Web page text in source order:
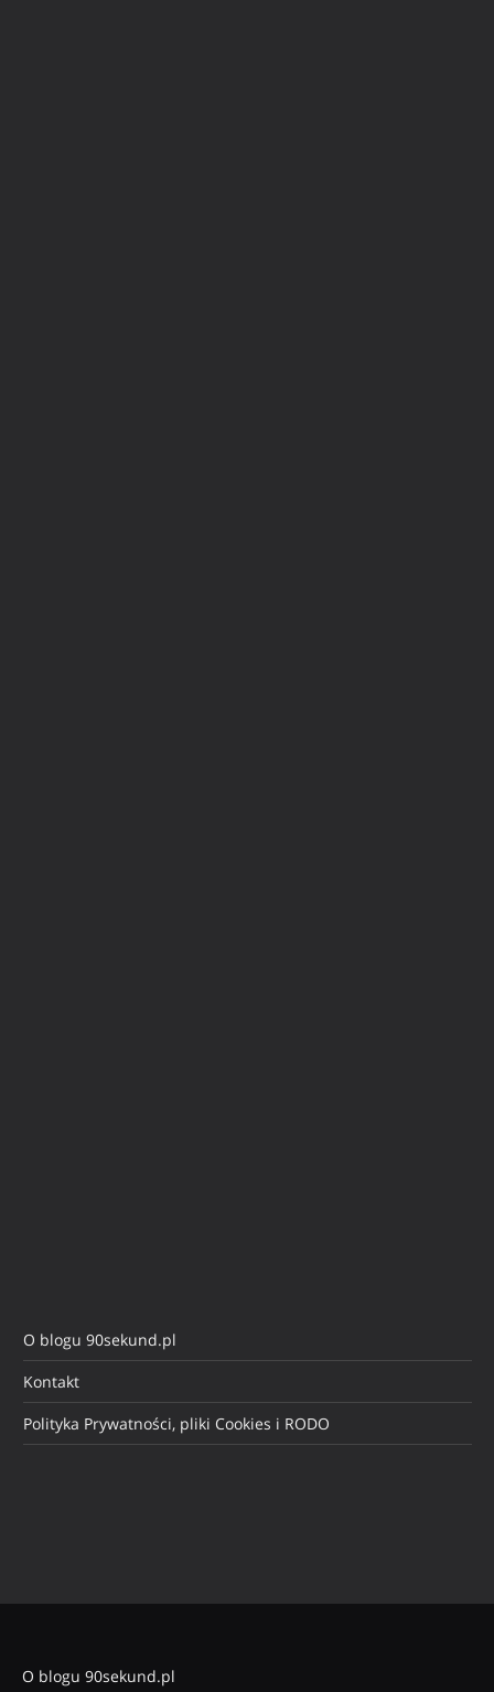
O blogu 90sekund.pl
Kontakt
Polityka Prywatności, pliki Cookies i RODO
O blogu 90sekund.pl